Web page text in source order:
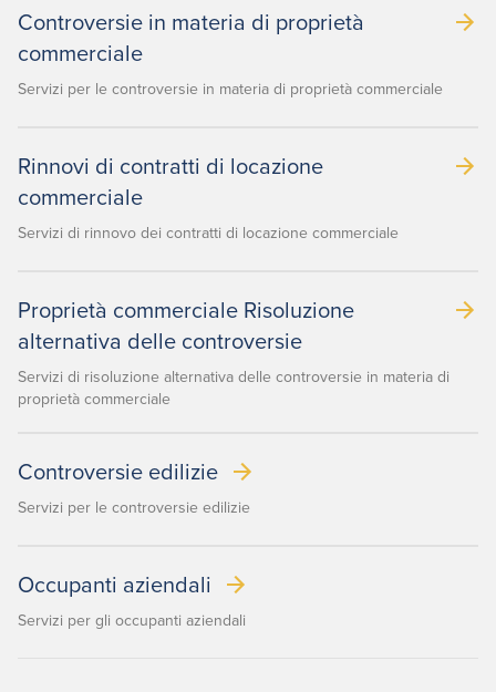
Controversie in materia di proprietà
commerciale
Servizi per le controversie in materia di proprietà commerciale
Rinnovi di contratti di locazione
commerciale
Servizi di rinnovo dei contratti di locazione commerciale
Proprietà commerciale Risoluzione
alternativa delle controversie
Servizi di risoluzione alternativa delle controversie in materia di
proprietà commerciale
Controversie edilizie
Servizi per le controversie edilizie
Occupanti aziendali
Servizi per gli occupanti aziendali